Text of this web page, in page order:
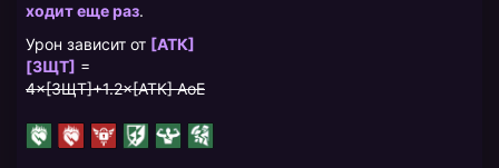
ходит еще раз.
Урон зависит от [АТК]
[ЗЩТ] =
4×[ЗЩТ]+1.2×[АТК] AoE